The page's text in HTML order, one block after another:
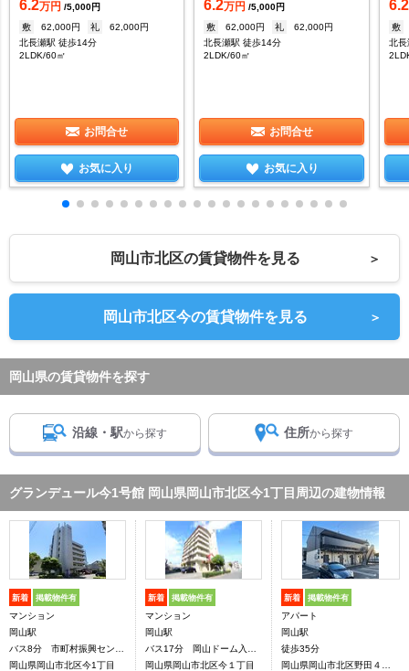
6.2万円 /5,000円
敷
62,000円 礼
62,000円
北長瀬駅 徒歩14分
2LDK/60㎡
お問合せ
お気に入り
6.2万円 /5,000円
敷
62,000円 礼
62,000円
北長瀬駅 徒歩14分
2LDK/60㎡
お問合せ
お気に入り
6.2
敷
北
岡山市北区の賃貸物件を見る ＞
岡山市北区今の賃貸物件を見る ＞
岡山県の賃貸物件を探す
沿線・駅から探す 住所から探す
グランデュール今1号館 岡山県岡山市北区今1丁目周辺の建物情報
新着 掲載物件有
マンション
岡山駅
バス8分 市町村振興センター入口下車：停歩11分
岡山県岡山市北区今1丁目
新着 掲載物件有
マンション
岡山駅
バス17分 岡山ドーム入口下車：停歩1分
岡山県岡山市北区今１丁目
新着 掲載物件有
アパート
岡山駅
徒歩35分